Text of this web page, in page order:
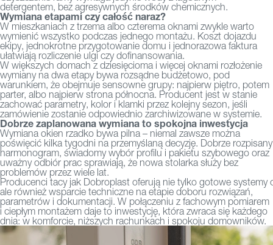
detergentem, bez agresywnych środków chemicznych.
Wymiana etapami czy całość naraz?
W mieszkaniach z trzema albo czterema oknami zwykle warto
wymienić wszystko podczas jednego montażu. Koszt dojazdu
ekipy, jednokrotne przygotowanie domu i jednorazowa faktura
ułatwiają rozliczenie ulgi czy dofinansowania.
W większych domach z dziesięcioma i więcej oknami rozłożenie
wymiany na dwa etapy bywa rozsądne budżetowo, pod
warunkiem, że obejmuje sensowne grupy: najpierw piętro, potem
parter, albo najpierw strona północna. Producent jest w stanie
zachować parametry, kolor i klamki przez kolejny sezon, jeśli
zamówienie zostanie odpowiednio zarchiwizowane w systemie.
Dobrze zaplanowana wymiana to spokojna inwestycja
Wymiana okien rzadko bywa pilna – niemal zawsze można
poświęcić kilka tygodni na przemyślaną decyzję. Dobrze rozpisany
harmonogram, świadomy wybór profilu i pakietu szybowego oraz
uważny odbiór prac sprawiają, że nowa stolarka służy bez
problemów przez wiele lat.
Producenci tacy jak Dobroplast oferują nie tylko gotowe systemy
ale również wsparcie techniczne na etapie doboru rozwiązań,
parametrów i dokumentacji. W połączeniu z fachowym pomiarem
i ciepłym montażem daje to inwestycję, która zwraca się każdego
dnia: w komforcie, niższych rachunkach i spokoju domowników.